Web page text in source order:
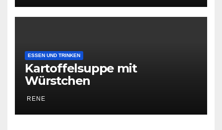
ESSEN UND TRINKEN
Kartoffelsuppe mit
Würstchen
RENE